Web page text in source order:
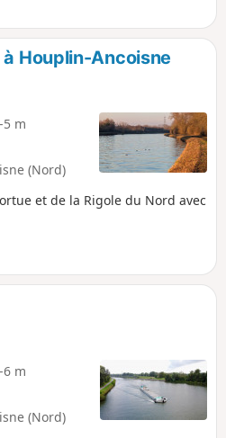
Houplin-Ancoisne
-5 m
(Nord)
et de la Rigole du Nord avec
-6 m
(Nord)